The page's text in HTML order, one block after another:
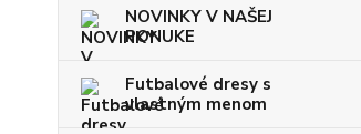
NOVINKY V NAŠEJ
PONUKE
Futbalové dresy s
vlastným menom